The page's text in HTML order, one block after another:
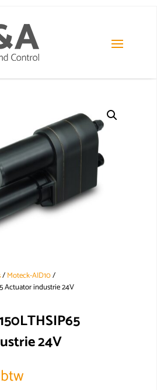
/Moteck-AID10/
Actuator industrie 24V
24V